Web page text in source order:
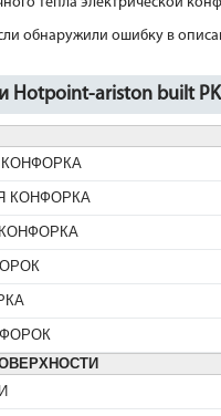
обнаружили ошибку в
Hotpoint-ariston built PK
КОНФОРКА